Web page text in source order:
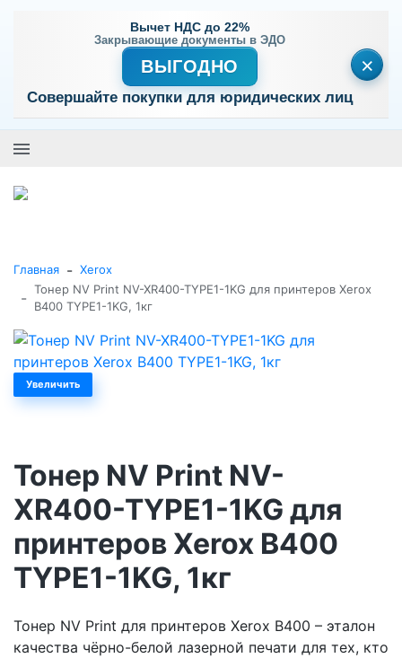
Вычет НДС до 22%
Закрывающие документы в ЭДО
ВЫГОДНО
Совершайте покупки для юридических лиц
×
Главная - Xerox
- Тонер NV Print NV-XR400-TYPE1-1KG для принтеров Xerox
B400 TYPE1-1KG, 1кг
Увеличить
Тонер NV Print NV-
XR400-TYPE1-1KG для
принтеров Xerox B400
TYPE1-1KG, 1кг
Тонер NV Print для принтеров Xerox B400 – эталон
качества чёрно-белой лазерной печати для тех, кто